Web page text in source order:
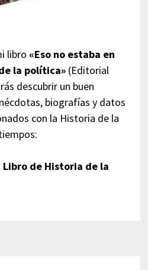
libro «Eso no estaba en
la política»(Editorial
descubrir un buen
biografías y datos
con la Historia de la
Libro de Historia de la